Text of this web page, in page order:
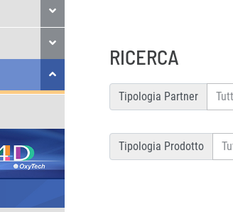
RICERCA
Tipologia Partner
Tipologia Prodotto